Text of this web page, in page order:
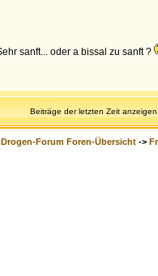
sanft... oder a bissal zu sanft ?
Beiträge der letzten Zeit
Drogen-Forum Foren-Übersicht ->